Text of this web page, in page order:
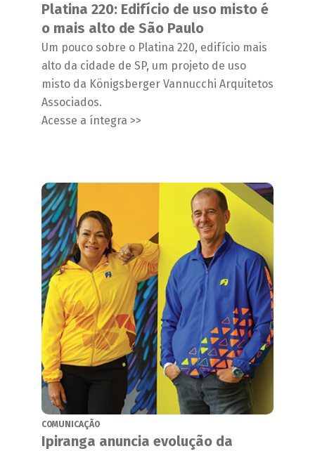
Platina 220: Edifício de uso misto é
o mais alto de São Paulo
Um pouco sobre o Platina 220, edifício mais
alto da cidade de SP, um projeto de uso
misto da Königsberger Vannucchi Arquitetos
Associados.
Acesse a íntegra >>
COMUNICAÇÃO
Ipiranga anuncia evolução da